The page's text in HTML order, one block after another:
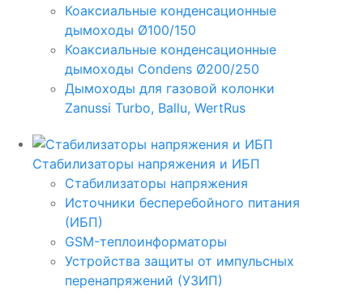
Коаксиальные конденсационные
дымоходы Ø100/150
Коаксиальные конденсационные
дымоходы Condens Ø200/250
Дымоходы для газовой колонки
Zanussi Turbo, Ballu, WertRus
Стабилизаторы напряжения и ИБП
Стабилизаторы напряжения
Источники бесперебойного питания
(ИБП)
GSM-теплоинформаторы
Устройства защиты от импульсных
перенапряжений (УЗИП)